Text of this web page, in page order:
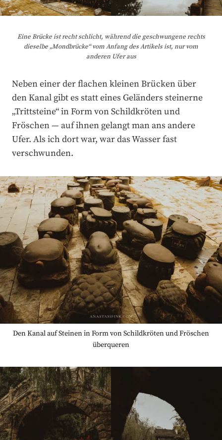
Eine Brücke ist recht schlicht, während die geschwungene rechts
dieselbe „Mondbrücke“ vom Anfang des Artikels ist, nur vom
anderen Ufer aus
Neben einer der flachen kleinen Brücken über
den Kanal gibt es statt eines Geländers steinerne
„Trittsteine“ in Form von Schildkröten und
Fröschen — auf ihnen gelangt man ans andere
Ufer. Als ich dort war, war das Wasser fast
verschwunden.
Den Kanal auf Steinen in Form von Schildkröten und Fröschen
überqueren